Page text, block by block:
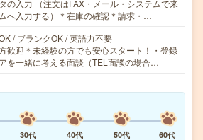
の入力 （注文はFAX・メール・システムで来
へ入力する）＊在庫の確認＊請求・…
/ ブランクOK / 英語力不要
歓迎＊未経験の方でも安心スタート！・登録
を一緒に考える面談（TEL面談の場合…
30代 40代 50代
60代